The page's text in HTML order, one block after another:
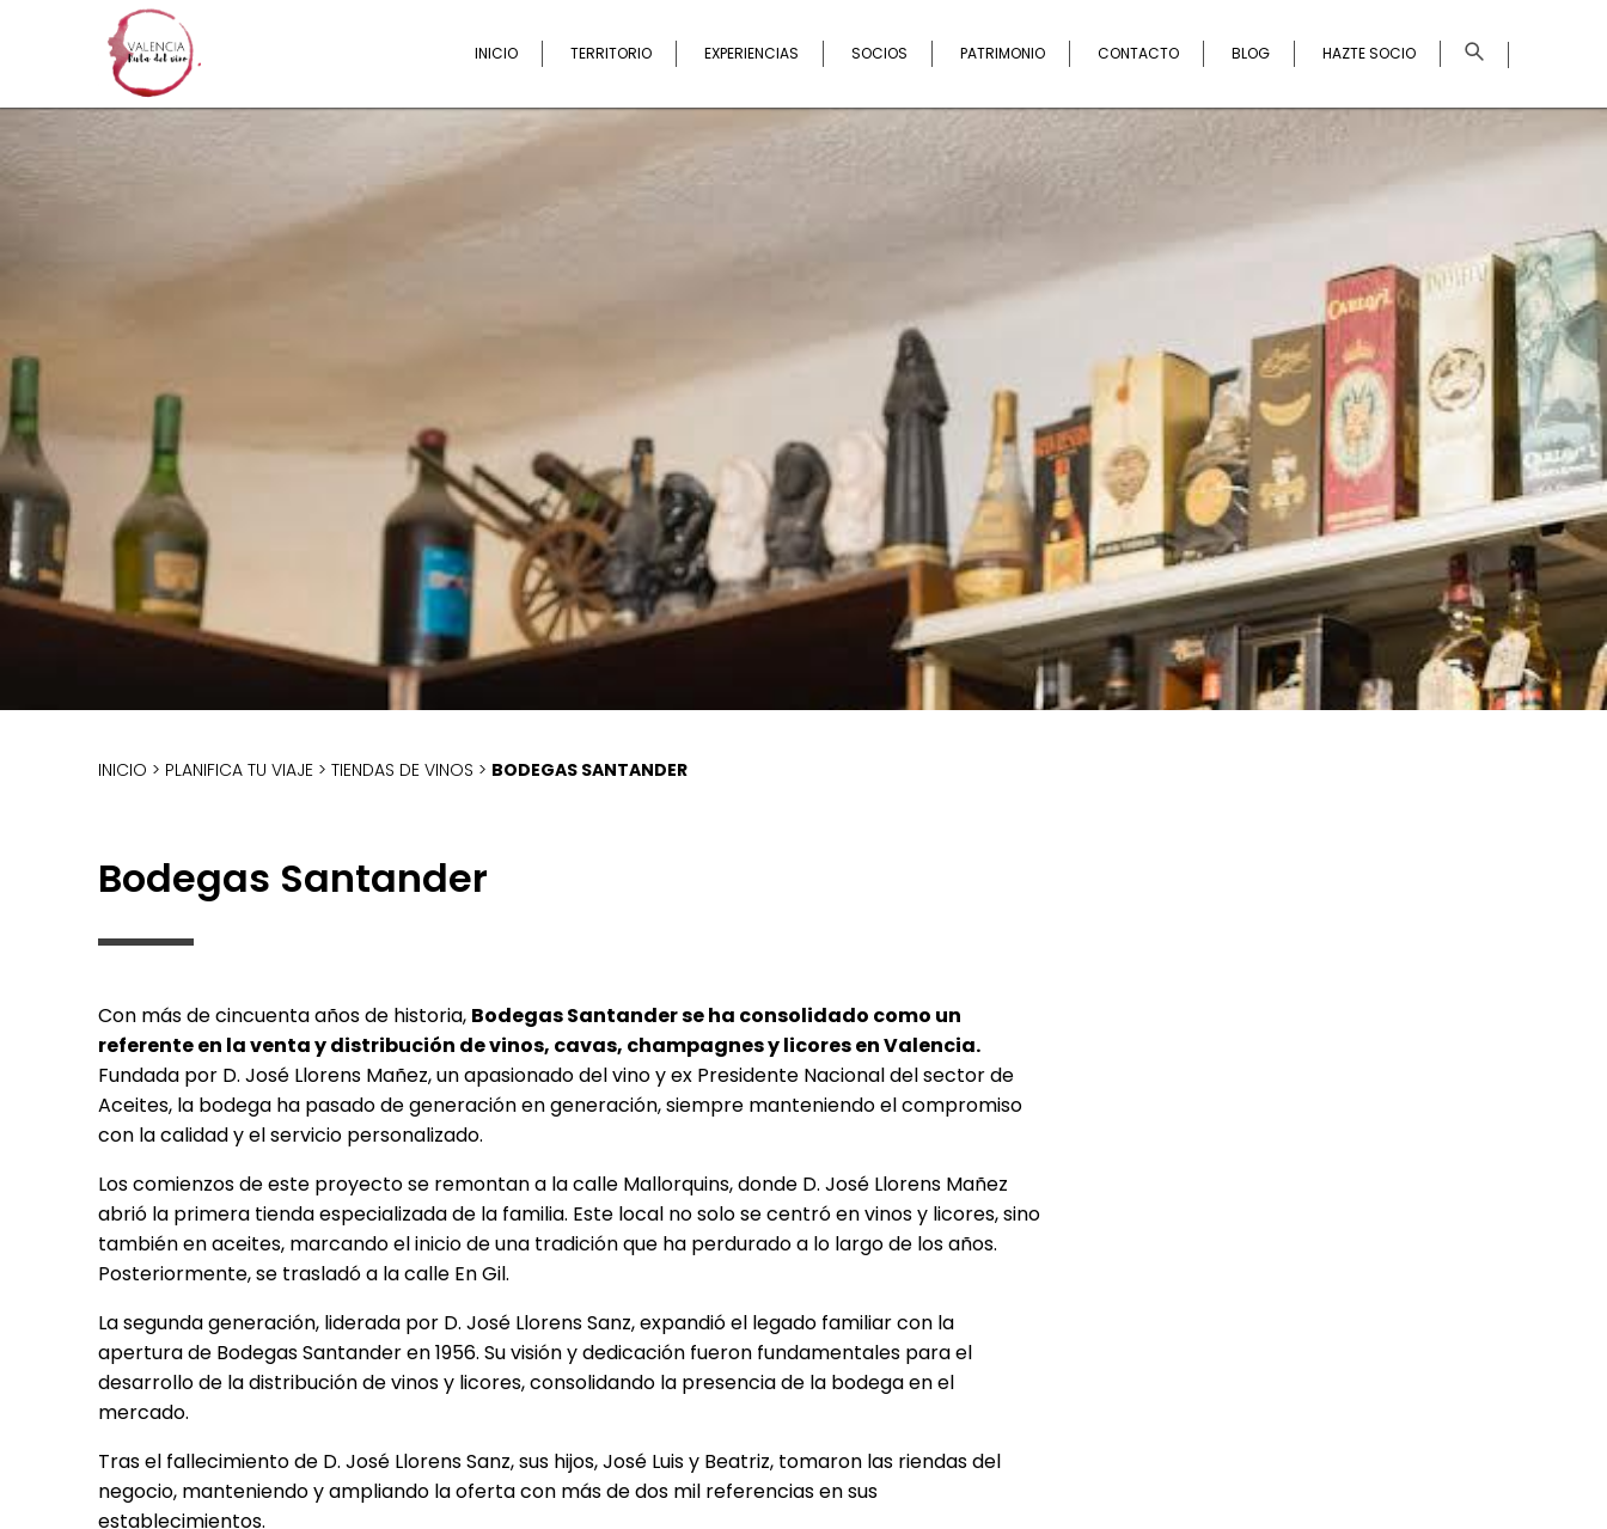
INICIO TERRITORIO EXPERIENCIAS SOCIOS PATRIMONIO CONTACTO BLOG HAZTE SOCIO ×
INICIO > PLANIFICA TU VIAJE > TIENDAS DE VINOS > BODEGAS SANTANDER
Bodegas Santander
Con más de cincuenta años de historia, Bodegas Santander se ha consolidado como un
referente en la venta y distribución de vinos, cavas, champagnes y licores en Valencia.
Fundada por D. José Llorens Mañez, un apasionado del vino y ex Presidente Nacional del sector de
Aceites, la bodega ha pasado de generación en generación, siempre manteniendo el compromiso
con la calidad y el servicio personalizado.
Los comienzos de este proyecto se remontan a la calle Mallorquins, donde D. José Llorens Mañez
abrió la primera tienda especializada de la familia. Este local no solo se centró en vinos y licores, sino
también en aceites, marcando el inicio de una tradición que ha perdurado a lo largo de los años.
Posteriormente, se trasladó a la calle En Gil.
La segunda generación, liderada por D. José Llorens Sanz, expandió el legado familiar con la
apertura de Bodegas Santander en 1956. Su visión y dedicación fueron fundamentales para el
desarrollo de la distribución de vinos y licores, consolidando la presencia de la bodega en el
mercado.
Tras el fallecimiento de D. José Llorens Sanz, sus hijos, José Luis y Beatriz, tomaron las riendas del
negocio, manteniendo y ampliando la oferta con más de dos mil referencias en sus
establecimientos.